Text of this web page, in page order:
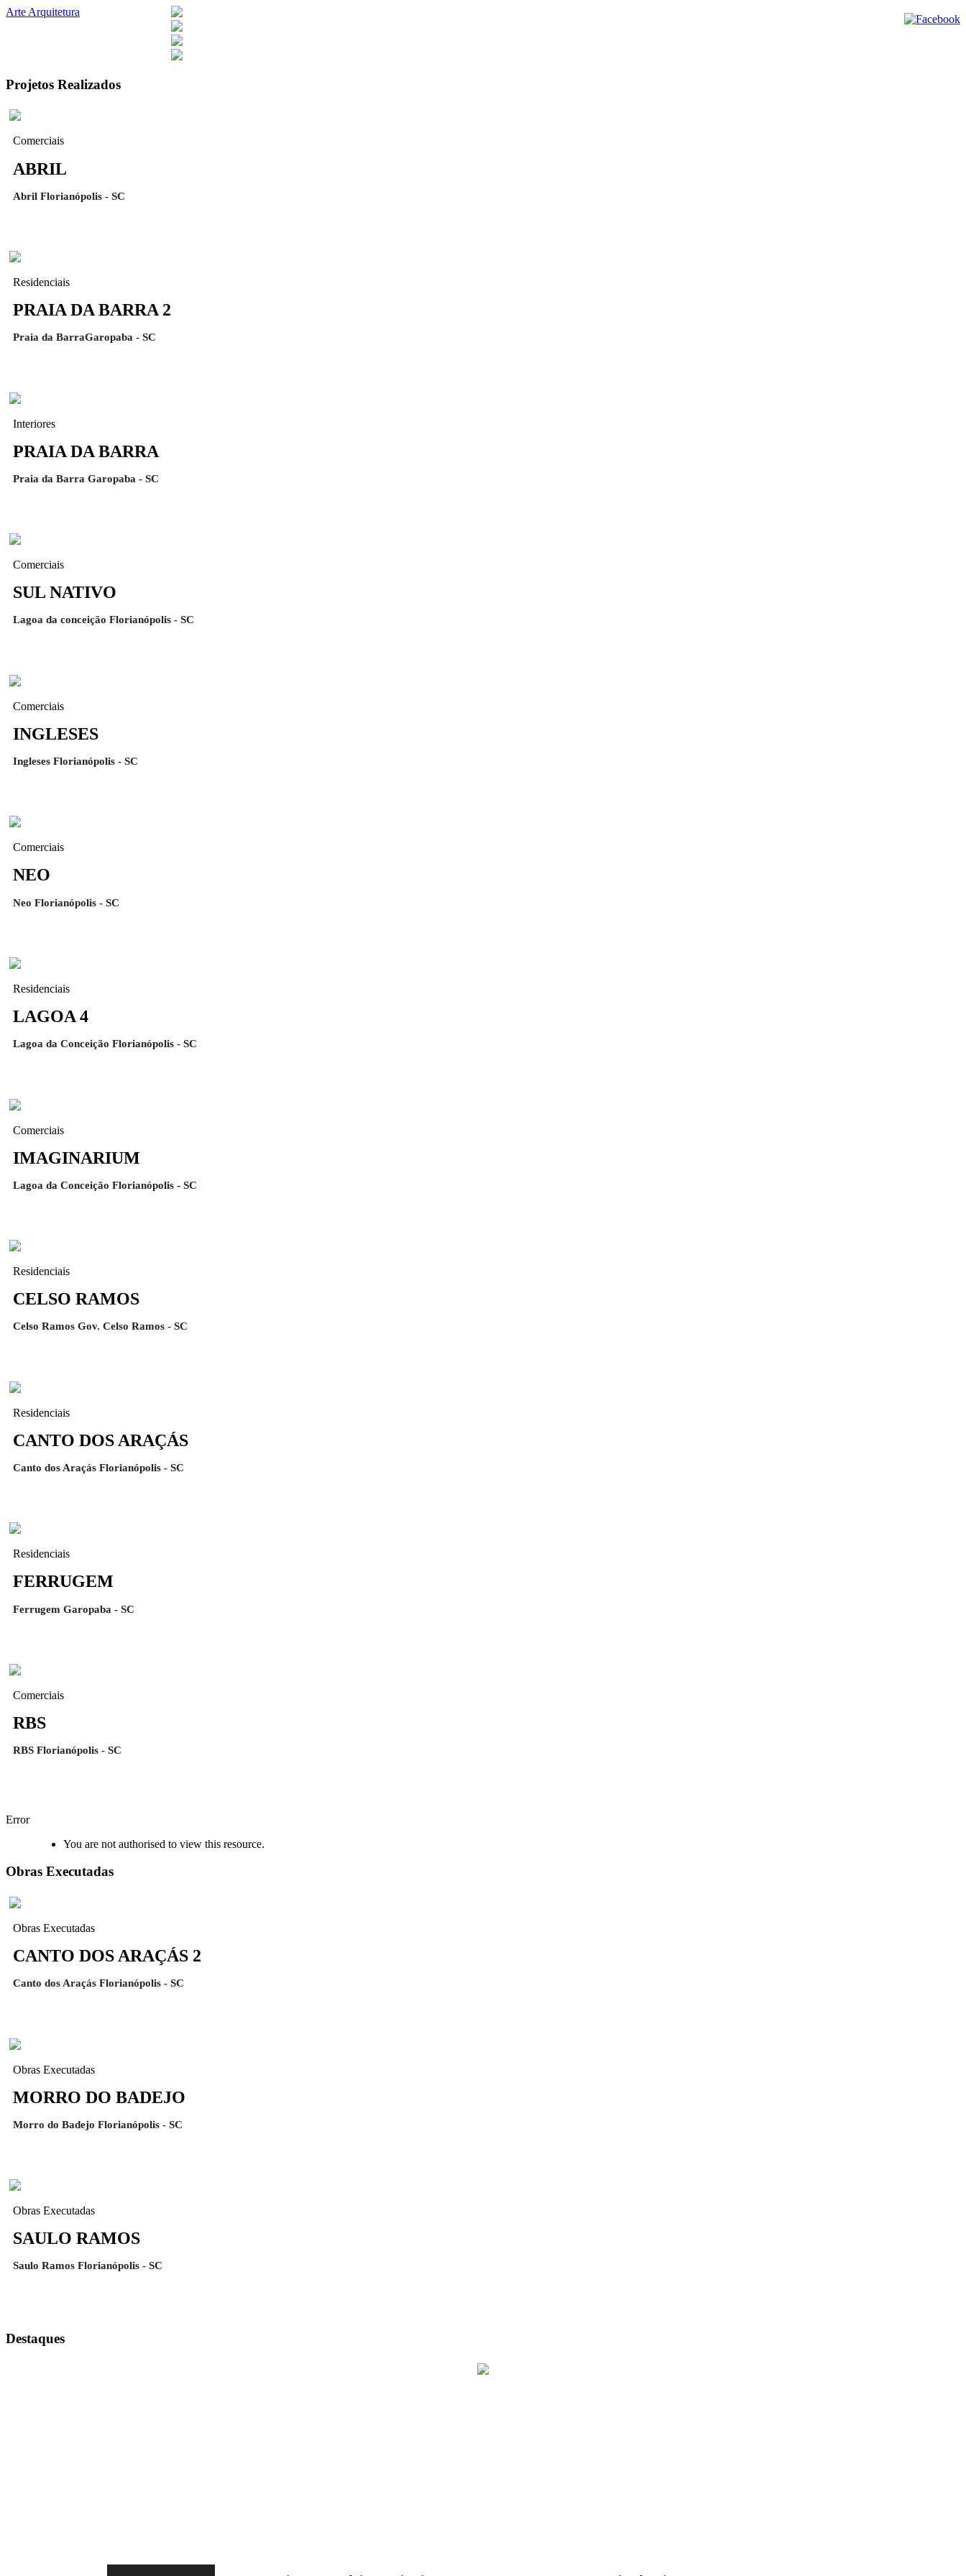
Arte Arquitetura
Projetos Realizados
Comerciais
ABRIL
Abril Florianópolis - SC
Residenciais
PRAIA DA BARRA 2
Praia da BarraGaropaba - SC
Interiores
PRAIA DA BARRA
Praia da Barra Garopaba - SC
Comerciais
SUL NATIVO
Lagoa da conceição Florianópolis - SC
Comerciais
INGLESES
Ingleses Florianópolis - SC
Comerciais
NEO
Neo Florianópolis - SC
Residenciais
LAGOA 4
Lagoa da Conceição Florianópolis - SC
Comerciais
IMAGINARIUM
Lagoa da Conceição Florianópolis - SC
Residenciais
CELSO RAMOS
Celso Ramos Gov. Celso Ramos - SC
Residenciais
CANTO DOS ARAÇÁS
Canto dos Araçás Florianópolis - SC
Residenciais
FERRUGEM
Ferrugem Garopaba - SC
Comerciais
RBS
RBS Florianópolis - SC
Error
You are not authorised to view this resource.
Obras Executadas
Obras Executadas
CANTO DOS ARAÇÁS 2
Canto dos Araçás Florianópolis - SC
Obras Executadas
MORRO DO BADEJO
Morro do Badejo Florianópolis - SC
Obras Executadas
SAULO RAMOS
Saulo Ramos Florianópolis - SC
Destaques